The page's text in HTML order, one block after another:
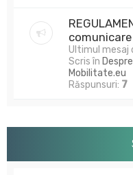
Ultimul mesaj
Scris în
Mobilitate.eu
Răspunsuri: 7